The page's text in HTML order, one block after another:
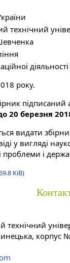
технічний
року.
підписаний
20 березня
видати
у вигляді
проблеми і
KiB)
технічний
корпус